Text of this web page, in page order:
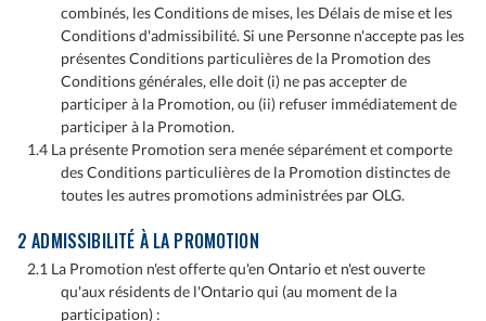
combinés, les Conditions de mises, les Délais de mise et les
Conditions d'admissibilité. Si une Personne n'accepte pas les
présentes Conditions particulières de la Promotion des
Conditions générales, elle doit (i) ne pas accepter de
participer à la Promotion, ou (ii) refuser immédiatement de
participer à la Promotion.
1.4 La présente Promotion sera menée séparément et comporte
des Conditions particulières de la Promotion distinctes de
toutes les autres promotions administrées par OLG.
2 ADMISSIBILITÉ À LA PROMOTION
2.1 La Promotion n'est offerte qu'en Ontario et n'est ouverte
qu'aux résidents de l'Ontario qui (au moment de la
participation) :